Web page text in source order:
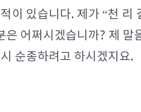
이 있습니다. 제가 “천
은 어쩌시겠습니까? 제
순종하려고 하시겠지요.